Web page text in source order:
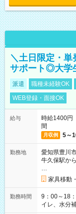
＼土日限定・
サポート◎大学
派遣 職種未経験OK
WEB登録・面接OK
給与
時給1400円
間
月収例 5～
勤務地
愛知県豊川
牛久保駅か
…
家具移動
勤務時間
9：00～18：00（実働8時
イレ、水分